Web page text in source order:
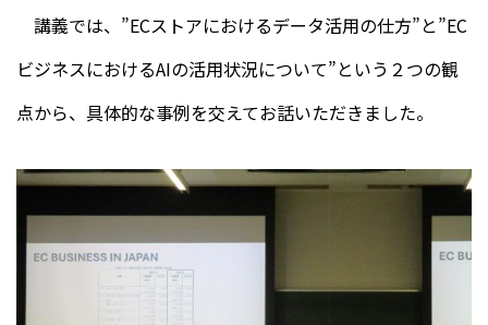
講義では、”ECストアにおけるデータ活用の仕方”と”EC
ビジネスにおけるAIの活用状況について”という２つの観
点から、具体的な事例を交えてお話いただきました。